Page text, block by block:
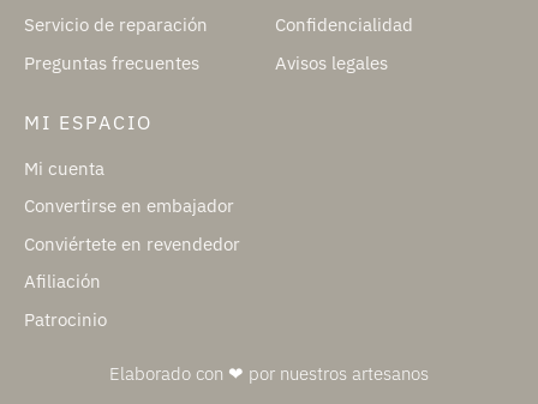
Servicio de reparación
Preguntas frecuentes
Confidencialidad
Avisos legales
MI ESPACIO
Mi cuenta
Convertirse en embajador
Conviértete en revendedor
Afiliación
Patrocinio
Elaborado con ❤ por nuestros artesanos